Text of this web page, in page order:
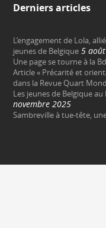
Derniers articles
L’engagement de Lola,
jeunes de Belgique 5
Une page se tourne à la
Article « Précarité et
dans la Revue Quart
Les jeunes de Belgique
novembre 2025
Sambreville à tue-tête,